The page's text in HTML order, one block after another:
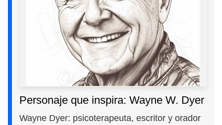
Personaje que inspira: Wayne W. Dyer
Wayne Dyer: psicoterapeuta, escritor y orador